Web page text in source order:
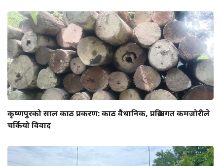
कृष्णपुरको साल काठ प्रकरण: काठ वैधानिक, प्रक्रियागत कमजोरीले
चर्कियो विवाद